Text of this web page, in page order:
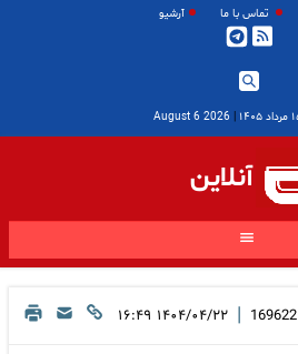
تماس با ما آرشیو
|
2026 August 6
آنلاین
169622
| ۱۴۰۴/۰۴/۲۲ ۱۶:۴۹